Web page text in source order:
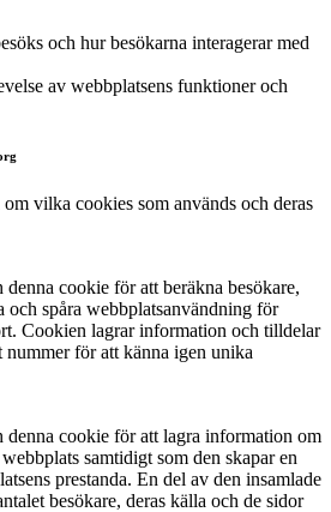
och hur besökarna interagerar med
av webbplatsens funktioner och
vilka cookies som används och deras
cookie för att beräkna besökare,
och spåra webbplatsanvändning för
Cookien lagrar information och tilldelar
nummer för att känna igen unika
cookie för att lagra information om
samtidigt som den skapar en
prestanda. En del av den insamlade
besökare, deras källa och de sidor